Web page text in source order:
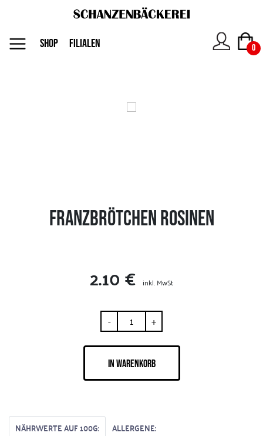
Kontakt
SHOP FILIALEN 0
Franzbrötchen Rosinen
2.10 € inkl. MwSt
- +
IN WARENKORB
NÄHRWERTE AUF 100G: ALLERGENE: